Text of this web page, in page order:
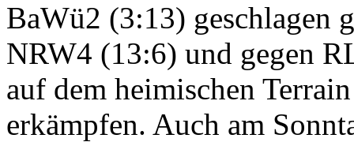
BaWü2 (3:13) geschlagen
NRW4 (13:6) und gegen
auf dem heimischen
erkämpfen. Auch am